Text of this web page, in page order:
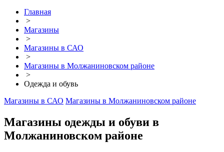
Главная
>
Магазины
>
Магазины в САО
>
Магазины в Молжаниновском районе
>
Одежда и обувь
Магазины в САО Магазины в Молжаниновском районе
Магазины одежды и обуви в
Молжаниновском районе